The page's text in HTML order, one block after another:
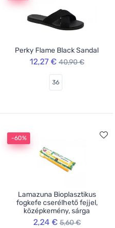
Perky Flame Black Sandal
12,27 € 40,90 €
36
-60%
Lamazuna Bioplasztikus
fogkefe cserélhető fejjel,
középkemény, sárga
2,24 € 5,60 €